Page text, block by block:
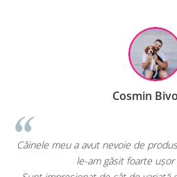
de produse din farmacie veterinară și
foarte ușor pe EcoPet.ro.